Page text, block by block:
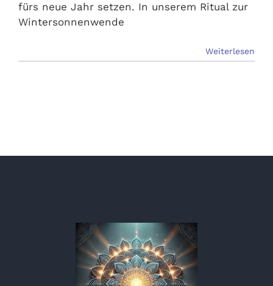
Kontakt
fürs neue Jahr setzen. In unserem Ritual zur
Wintersonnenwende
Weiterlesen